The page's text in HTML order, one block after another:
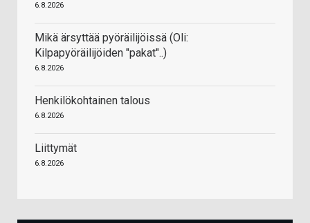
6.8.2026
Mikä ärsyttää pyöräilijöissä (Oli:
Kilpapyöräilijöiden "pakat"..)
6.8.2026
Henkilökohtainen talous
6.8.2026
Liittymät
6.8.2026